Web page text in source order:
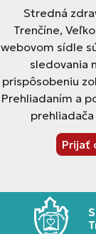
Stredná
Trenčíne,
webovom sídle
sledovania
prispôsobeniu
Prehliadaním a
Prijať